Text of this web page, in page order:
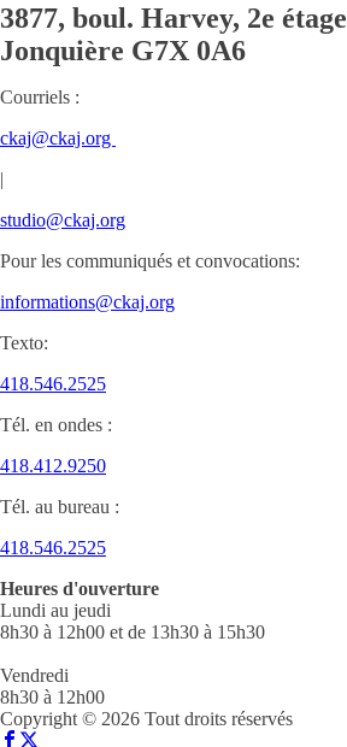
3877, boul. Harvey, 2e étage
Jonquière G7X 0A6
Courriels :
ckaj@ckaj.org
|
studio@ckaj.org
Pour les communiqués et convocations:
informations@ckaj.org
Texto:
418.546.2525
Tél. en ondes :
418.412.9250
Tél. au bureau :
418.546.2525
Heures d'ouverture
Lundi au jeudi
8h30 à 12h00 et de 13h30 à 15h30
Vendredi
8h30 à 12h00
Copyright © 2026 Tout droits réservés